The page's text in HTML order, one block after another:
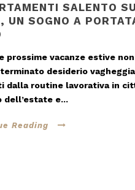
SALENTO
UN SOGNO A
prossime vacanze estive
desiderio
dalla routine lavorativa in
dell’estate e...
Reading